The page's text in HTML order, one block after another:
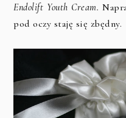
Endolift Youth Cream.
pod oczy staję się zbędny.